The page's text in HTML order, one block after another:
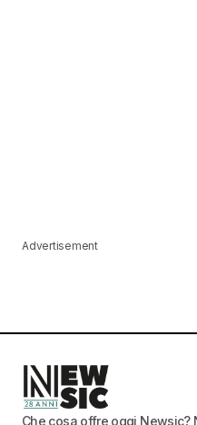
Advertisement
Che cosa offre oggi Newsic?